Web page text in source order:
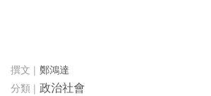
鄭鴻達
政治社會